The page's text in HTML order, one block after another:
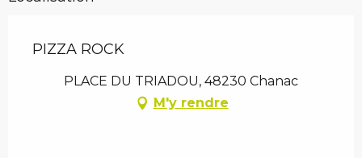
PIZZA ROCK
PLACE DU TRIADOU, 48230 Chanac
M'y rendre